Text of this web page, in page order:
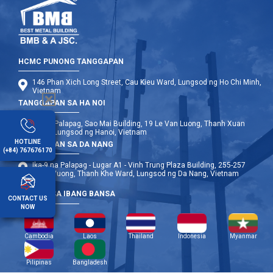
HCMC PUNONG TANGGAPAN
146 Phan Xich Long Street, Cau Kieu Ward, Lungsod ng Ho Chi Minh,
Vietnam
TANGGAPAN SA HA NOI
Ika-12 Palapag, Sao Mai Building, 19 Le Van Luong, Thanh Xuan
Ward, Lungsod ng Hanoi, Vietnam
TANGGAPAN SA DA NANG
Ika-9 na Palapag - Lugar A1 - Vinh Trung Plaza Building, 255-257
Hung Vuong, Thanh Khe Ward, Lungsod ng Da Nang, Vietnam
OPISINA SA IBANG BANSA
Cambodia Laos Thailand Indonesia Myanmar
Pilipinas Bangladesh
HOTLINE
(+84) 767676170
CONTACT US
NOW